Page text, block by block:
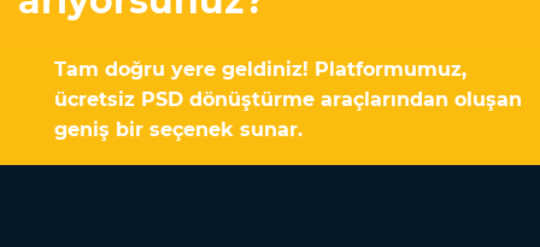
Tam doğru yere geldiniz! Platformumuz,
ücretsiz PSD dönüştürme araçlarından oluşan
geniş bir seçenek sunar.